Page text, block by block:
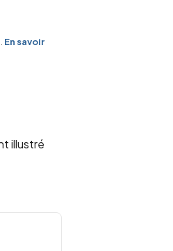
En savoir
illustré